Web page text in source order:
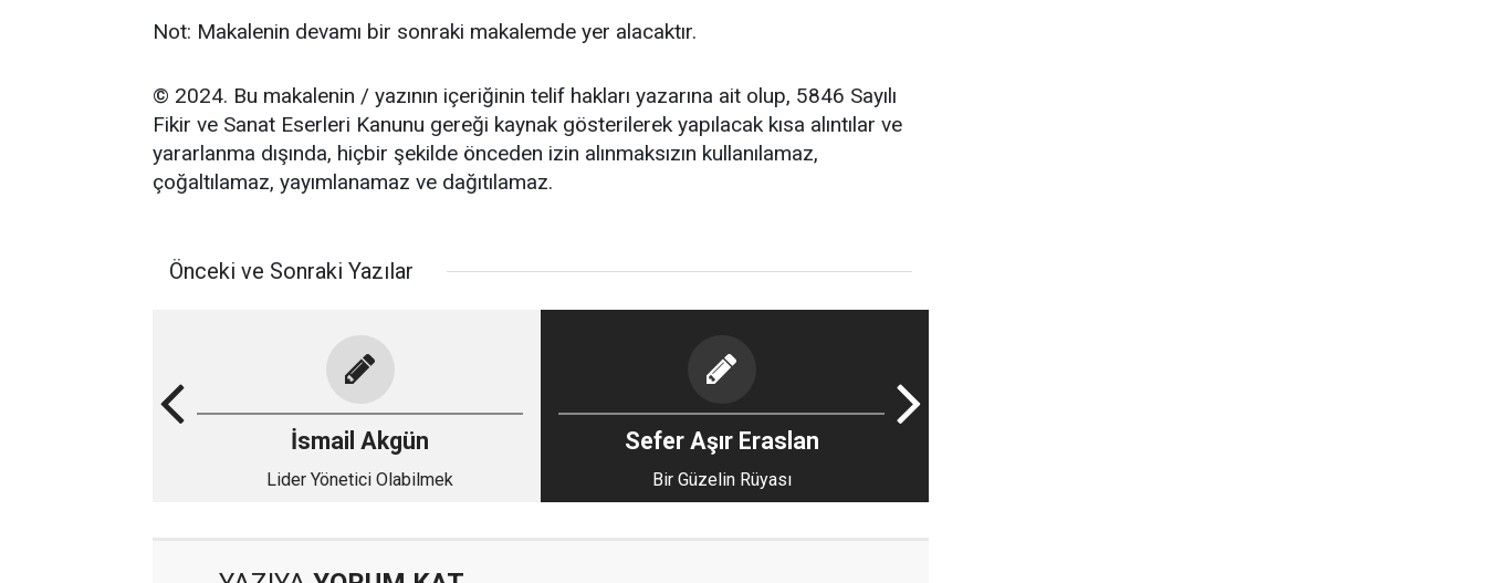
Not: Makalenin devamı bir sonraki makalemde yer alacaktır.
© 2024. Bu makalenin / yazının içeriğinin telif hakları yazarına ait olup, 5846 Sayılı
Fikir ve Sanat Eserleri Kanunu gereği kaynak gösterilerek yapılacak kısa alıntılar ve
yararlanma dışında, hiçbir şekilde önceden izin alınmaksızın kullanılamaz,
çoğaltılamaz, yayımlanamaz ve dağıtılamaz.
Önceki ve Sonraki Yazılar
İsmail Akgün
Lider Yönetici Olabilmek
Sefer Aşır Eraslan
Bir Güzelin Rüyası